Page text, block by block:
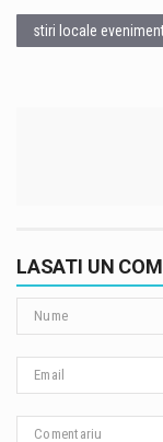
stiri locale
LASATI UN